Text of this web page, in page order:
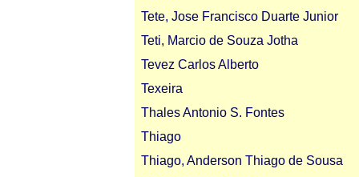
Tete, Jose Francisco Duarte Junior
Teti, Marcio de Souza Jotha
Tevez Carlos Alberto
Texeira
Thales Antonio S. Fontes
Thiago
Thiago, Anderson Thiago de Sousa